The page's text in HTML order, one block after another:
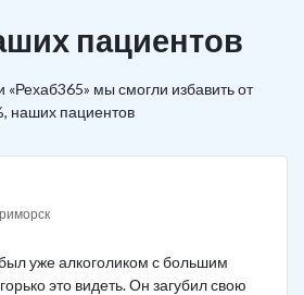
пациентов
«Рехаб365» мы смогли избавить от
наших пациентов
уже алкоголиком с большим
это видеть. Он загубил свою